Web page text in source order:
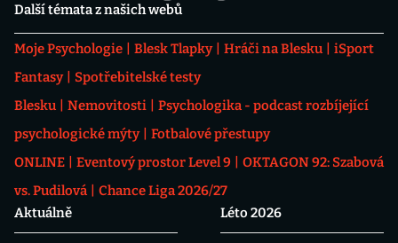
Další témata z našich webů
Moje Psychologie Blesk Tlapky Hráči na Blesku
iSport
Fantasy
Spotřebitelské testy
Blesku
Nemovitosti
Psychologika - podcast rozbíjející
psychologické mýty
Fotbalové přestupy
ONLINE
Eventový prostor Level 9
OKTAGON 92: Szabová
vs. Pudilová
Chance Liga 2026/27
Aktuálně
Léto 2026